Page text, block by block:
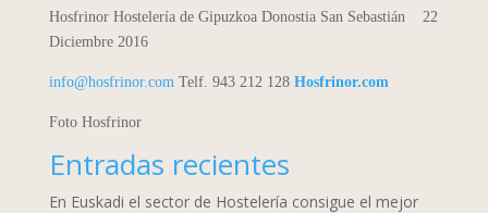
Hosfrinor Hostelería de Gipuzkoa Donostia San Sebastián 22
Diciembre 2016
info@hosfrinor.com Telf. 943 212 128 Hosfrinor.com
Foto Hosfrinor
Entradas recientes
En Euskadi el sector de Hostelería consigue el mejor